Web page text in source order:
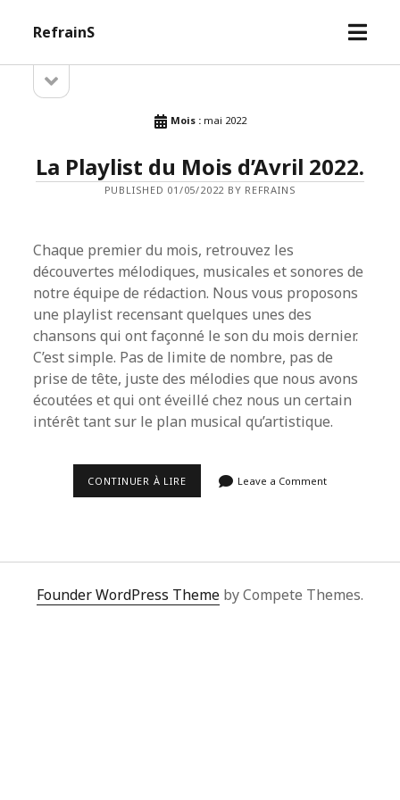
RefrainS
open
Sidebarsidebar
Mois : mai 2022
La Playlist du Mois d’Avril 2022.
PUBLISHED 01/05/2022 BY REFRAINS
Chaque premier du mois, retrouvez les
découvertes mélodiques, musicales et sonores de
notre équipe de rédaction. Nous vous proposons
une playlist recensant quelques unes des
chansons qui ont façonné le son du mois dernier.
C’est simple. Pas de limite de nombre, pas de
prise de tête, juste des mélodies que nous avons
écoutées et qui ont éveillé chez nous un certain
intérêt tant sur le plan musical qu’artistique.
CONTINUER À LIRELA
Leave a Comment
Founder WordPress Theme by Compete Themes.